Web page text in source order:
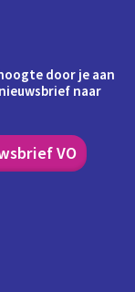
door je aan
naar
VO